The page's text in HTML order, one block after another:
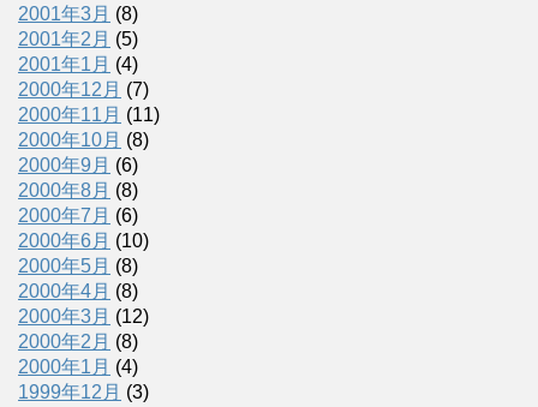
2001年3月 (8)
2001年2月 (5)
2001年1月 (4)
2000年12月 (7)
2000年11月 (11)
2000年10月 (8)
2000年9月 (6)
2000年8月 (8)
2000年7月 (6)
2000年6月 (10)
2000年5月 (8)
2000年4月 (8)
2000年3月 (12)
2000年2月 (8)
2000年1月 (4)
1999年12月 (3)